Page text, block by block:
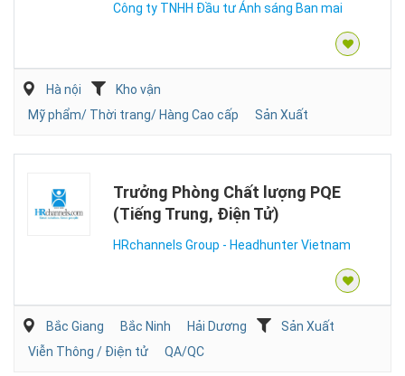
Công ty TNHH Đầu tư Ánh sáng Ban mai
Hà nội
Kho vận
Mỹ phẩm/ Thời trang/ Hàng Cao cấp
Sản Xuất
Trưởng Phòng Chất lượng PQE
(Tiếng Trung, Điện Tử)
HRchannels Group - Headhunter Vietnam
Bắc Giang Bắc Ninh Hải Dương
Sản Xuất
Viễn Thông / Điện tử
QA/QC